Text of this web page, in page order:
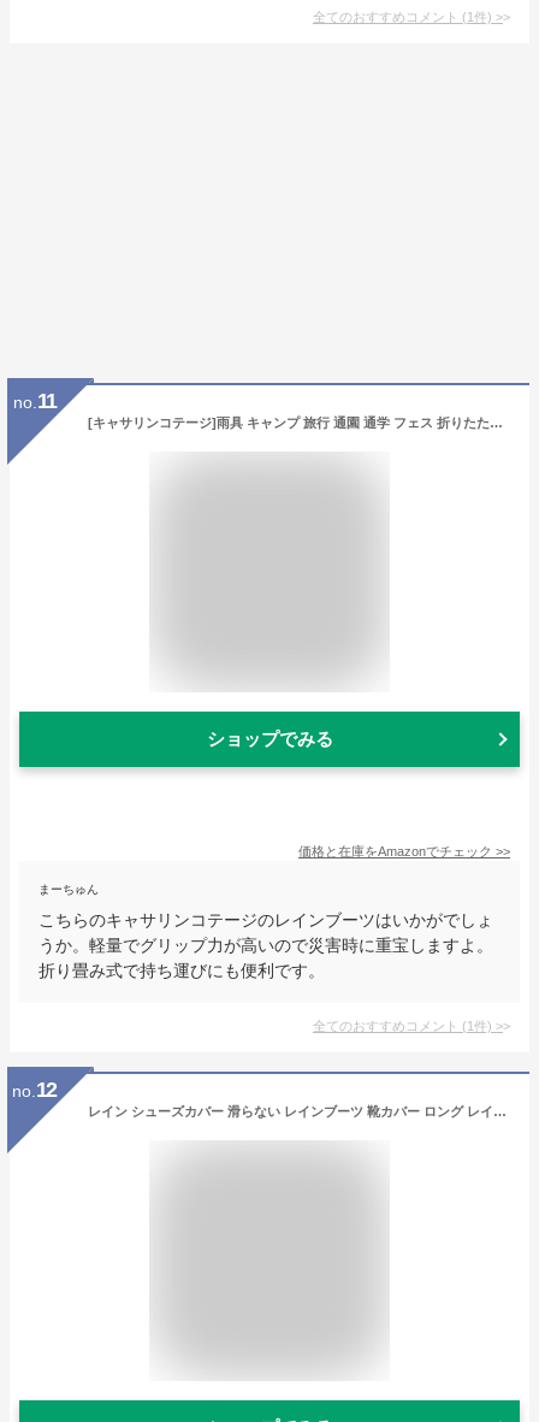
全てのおすすめコメント (1件) >
no. 11
[キャサリンコテージ]雨具 キャンプ 旅行 通園 通学 フェス 折りたたみ レインブーツ DE003 男女兼用 23cm サックス[SAX] TAK
ショップでみる
価格と在庫をAmazonでチェック >>
まーちゅん
こちらのキャサリンコテージのレインブーツはいかがでしょ
うか。軽量でグリップ力が高いので災害時に重宝しますよ。
折り畳み式で持ち運びにも便利です。
全てのおすすめコメント (1件) >
no. 12
レイン シューズカバー 滑らない レインブーツ 靴カバー ロング レインブーツカバー レイングッズ 雨用 防水 アウトドア 折りたたみ 折り畳み 長靴 持ち運び 雨 防災 災害 通学 ゲリラ 雨対策 梅雨 キッズ こども 子供用 メンズ レディース 男女兼用